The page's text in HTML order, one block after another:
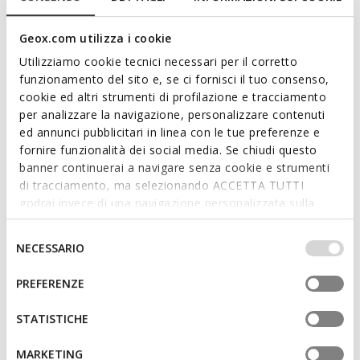
Geox.com utilizza i cookie
Utilizziamo cookie tecnici necessari per il corretto
funzionamento del sito e, se ci fornisci il tuo consenso,
cookie ed altri strumenti di profilazione e tracciamento
per analizzare la navigazione, personalizzare contenuti
ed annunci pubblicitari in linea con le tue preferenze e
fornire funzionalità dei social media. Se chiudi questo
banner continuerai a navigare senza cookie e strumenti
di tracciamento, ma selezionando ACCETTA TUTTI
godrai invece di una navigazione personalizzata sulla
base dei tuoi gusti ed interessi. Selezionando
IMPOSTAZIONI potrai anche scegliere quali cookies ed
altri strumenti di tracciamento autorizzare. Per maggiori
informazioni o per modificare in qualsiasi momento le
tue impostazioni, visita la nostra
del
consenso
NECESSARIO
PREFERENZE
STATISTICHE
MARKETING
TUTIM BABY
Scarpe primi passi con strappo
€31,93
Price reduced from
to
-2%
STEPPIEUP BABY
Scarpe Barefoot leggere e
flessibili
€34,43
1 COLORE
Price reduced from
€49,90
to
Prezzo di listino
-31%
€34,93Prezzo precedente -1%